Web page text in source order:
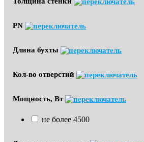
PN
Длина бухты
Кол-во отверстий
Мощность, Вт
не более 4500